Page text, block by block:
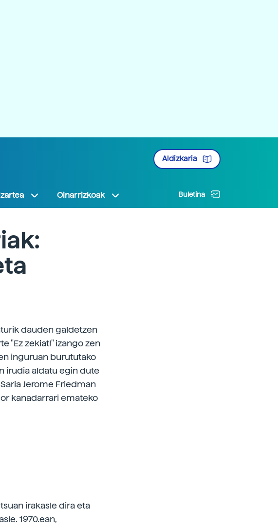
Aldizkaria
Oinarrizkoak Buletina
dauden galdetzen
"Ez zekiat!" izango zen
inguruan burututako
irudia aldatu egin dute
Jerome Friedman
kanadarrari emateko
irakasle dira eta
1970.ean,